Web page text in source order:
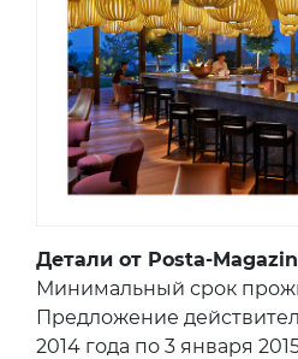
Детали от Posta-
Минимальный срок
Предложение
2014 года по 3 января